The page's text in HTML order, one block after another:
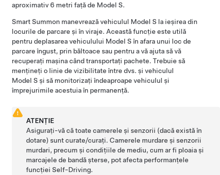
aproximativ 6 metri față de Model S.
Smart Summon manevrează vehiculul Model S la ieșirea din
locurile de parcare și în viraje. Această funcție este utilă
pentru deplasarea vehiculului Model S în afara unui loc de
parcare îngust, prin băltoace sau pentru a vă ajuta să vă
recuperați mașina când transportați pachete. Trebuie să
mențineți o linie de vizibilitate între dvs. și vehiculul
Model S și să monitorizați îndeaproape vehiculul și
împrejurimile acestuia în permanență.
ATENŢIE
Asigurați-vă că toate camerele și senzorii (dacă există în
dotare) sunt curate/curați. Camerele murdare și senzorii
murdari, precum și condițiile de mediu, cum ar fi ploaia și
marcajele de bandă șterse, pot afecta performanțele
funcțieiSelf-Driving.